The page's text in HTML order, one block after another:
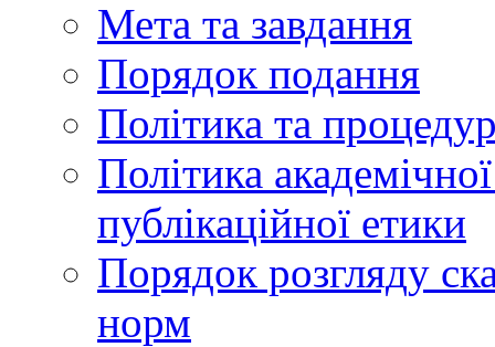
Мета та завдання
Порядок подання
Політика та
Політика
публікаційної етики
Порядок розгляду
норм